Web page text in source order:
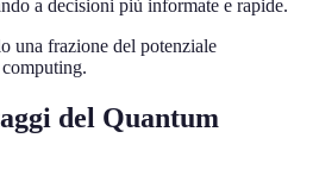
a decisioni più informate e rapide.
una frazione del potenziale
del Quantum